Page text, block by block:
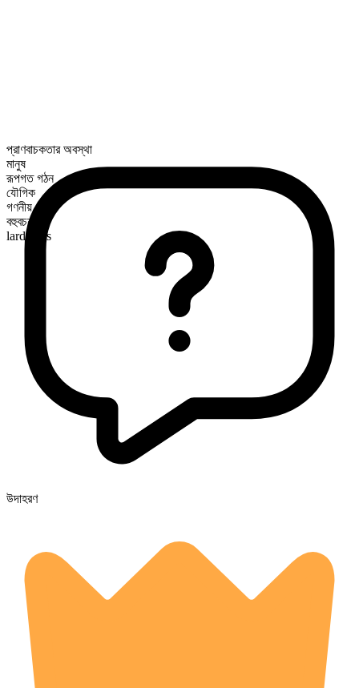
প্রাণবাচকতার অবস্থা
মানুষ
রূপগত গঠন
যৌগিক
গণনীয়
বহুবচন রূপ
lardasses
উদাহরণ